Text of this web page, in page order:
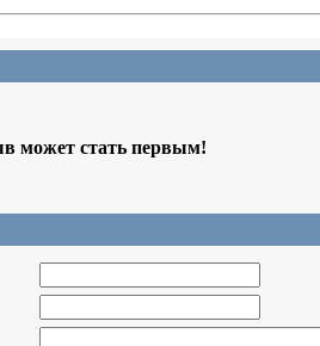
может стать первым!